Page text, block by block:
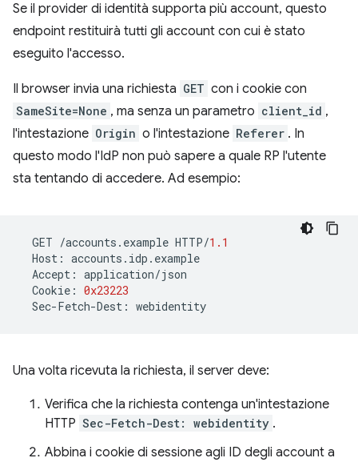
Se il provider di identità supporta più account, questo
endpoint restituirà tutti gli account con cui è stato
eseguito l'accesso.
Il browser invia una richiesta GET con i cookie con
SameSite=None , ma senza un parametro client_id ,
l'intestazione Origin o l'intestazione Referer . In
questo modo l'IdP non può sapere a quale RP l'utente
sta tentando di accedere. Ad esempio:
GET /accounts . example HTTP/1.1
Host : accounts . idp . example
Accept : application/json
Cookie : 0x23223
Sec-Fetch-Dest : webidentity
Una volta ricevuta la richiesta, il server deve:
Verifica che la richiesta contenga un'intestazione
HTTP Sec-Fetch-Dest: webidentity .
Abbina i cookie di sessione agli ID degli account a